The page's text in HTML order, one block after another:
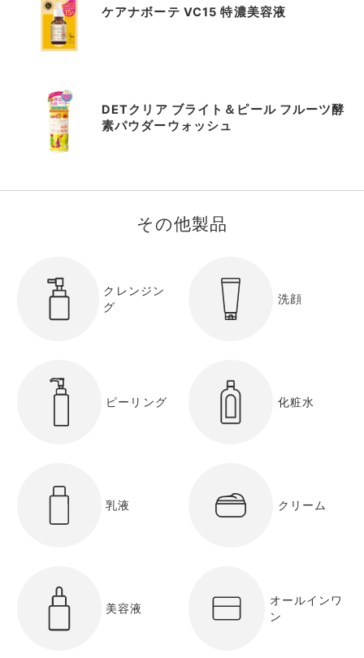
ケアナボーテ VC15 特濃美容液
DETクリア ブライト＆ピール フルーツ酵
素パウダーウォッシュ
その他製品
クレンジン
グ
洗顔
ピーリング 化粧水
乳液 クリーム
美容液
オールインワ
ン